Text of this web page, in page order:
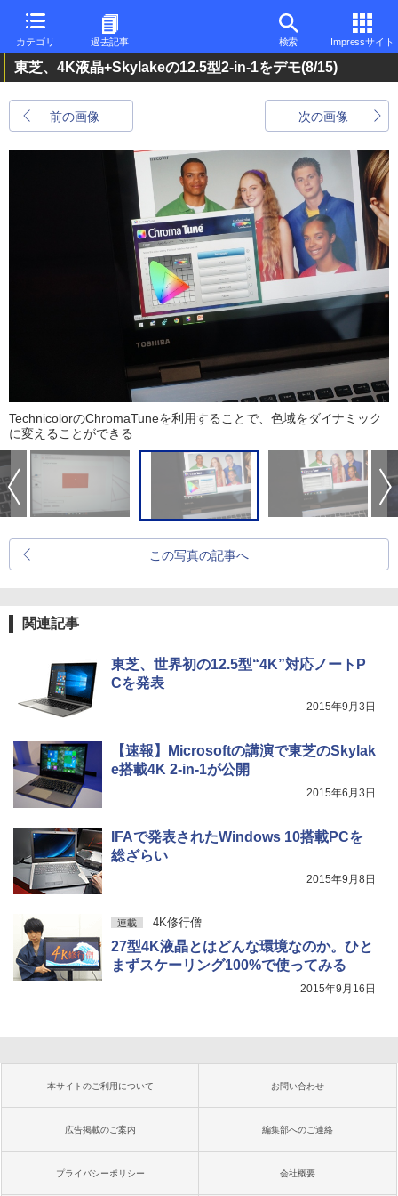
カテゴリ 過去記事 検索 Impressサイト
東芝、4K液晶+Skylakeの12.5型2-in-1をデモ(8/15)
前の画像 次の画像
TechnicolorのChromaTuneを利用することで、色域をダイナミック
に変えることができる
この写真の記事へ
関連記事
東芝、世界初の12.5型“4K”対応ノートP
Cを発表
2015年9月3日
【速報】Microsoftの講演で東芝のSkylak
e搭載4K 2-in-1が公開
2015年6月3日
IFAで発表されたWindows 10搭載PCを
総ざらい
2015年9月8日
連載 4K修行僧
27型4K液晶とはどんな環境なのか。ひと
まずスケーリング100%で使ってみる
2015年9月16日
本サイトのご利用について お問い合わせ
広告掲載のご案内 編集部へのご連絡
プライバシーポリシー 会社概要